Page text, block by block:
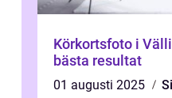
Körkortsfoto i
bästa resultat
01 augusti 2025